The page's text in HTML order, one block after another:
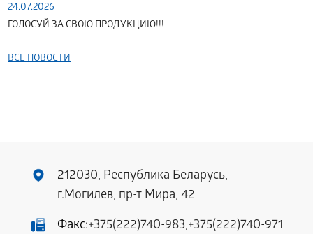
24.07.2026
ГОЛОСУЙ ЗА СВОЮ ПРОДУКЦИЮ!!!
ВСЕ НОВОСТИ
212030, Республика Беларусь,
г.Могилев, пр-т Мира, 42
Факс:+375(222)740-983,+375(222)740-971